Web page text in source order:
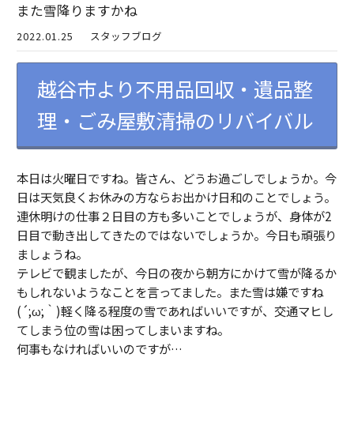
また雪降りますかね
2022.01.25 スタッフブログ
越谷市より不用品回収・遺品整
理・ごみ屋敷清掃のリバイバル
本日は火曜日ですね。皆さん、どうお過ごしでしょうか。今
日は天気良くお休みの方ならお出かけ日和のことでしょう。
連休明けの仕事２日目の方も多いことでしょうが、身体が2
日目で動き出してきたのではないでしょうか。今日も頑張り
ましょうね。
テレビで観ましたが、今日の夜から朝方にかけて雪が降るか
もしれないようなことを言ってました。また雪は嫌ですね
(´;ω;｀)軽く降る程度の雪であればいいですが、交通マヒし
てしまう位の雪は困ってしまいますね。
何事もなければいいのですが…